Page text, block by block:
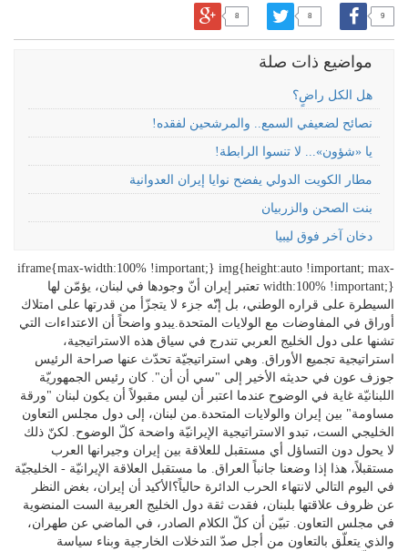
9
8
8
مواضيع ذات صلة
هل الكل راضٍ؟
نصائح لضعيفي السمع.. والمرشحين لفقده!
يا «شؤون»... لا تنسوا الرابطة!
مطار الكويت الدولي يفضح نوايا إيران العدوانية
بنت الصحن والزربيان
دخان آخر فوق ليبيا
iframe{max-width:100% !important;} img{height:auto !important; max-
width:100% !important;} تعتبر إيران أنّ وجودها في لبنان، يؤمّن لها
السيطرة على قراره الوطني، بل إنّّه جزء لا يتجزّأ من قدرتها على امتلاك
أوراق في المفاوضات مع الولايات المتحدة.يبدو واضحاً أن الاعتداءات التي
تشنها على دول الخليج العربي تندرج في سياق هذه الاستراتيجية،
استراتيجية تجميع الأوراق. وهي استراتيجيّة تحدّث عنها صراحة الرئيس
جوزف عون في حديثه الأخير إلى "سي أن أن". كان رئيس الجمهوريّة
اللبنانيّة غاية في الوضوح عندما اعتبر أن ليس مقبولاً أن يكون لبنان "ورقة
مساومة" بين إيران والولايات المتحدة.من لبنان، إلى دول مجلس التعاون
الخليجي الست، تبدو الاستراتيجية الإيرانيّة واضحة كلّ الوضوح. لكنّ ذلك
لا يحول دون التساؤل أي مستقبل للعلاقة بين إيران وجيرانها العرب
مستقبلاً، هذا إذا وضعنا جانباً العراق. ما مستقبل العلاقة الإيرانيّة - الخليجيّة
في اليوم التالي لانتهاء الحرب الدائرة حالياً؟الأكيد أن إيران، بغض النظر
عن ظروف علاقتها بلبنان، فقدت ثقة دول الخليج العربية الست المنضوية
في مجلس التعاون. تبيّن أن كلّ الكلام الصادر، في الماضي عن طهران،
والذي يتعلّق بالتعاون من أجل صدّ التدخلات الخارجية وبناء سياسة